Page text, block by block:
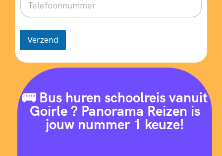
Verzend
🚌 Bus huren schoolreis vanuit
Goirle ? Panorama Reizen is
jouw nummer 1 keuze!